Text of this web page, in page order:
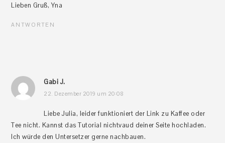
Lieben Gruß, Yna
ANTWORTEN
Gabi J.
22. Dezember 2019 um 20:08
Liebe Julia, leider funktioniert der Link zu Kaffee oder
Tee nicht. Kannst das Tutorial nichtvaud deiner Seite hochladen.
Ich würde den Untersetzer gerne nachbauen.